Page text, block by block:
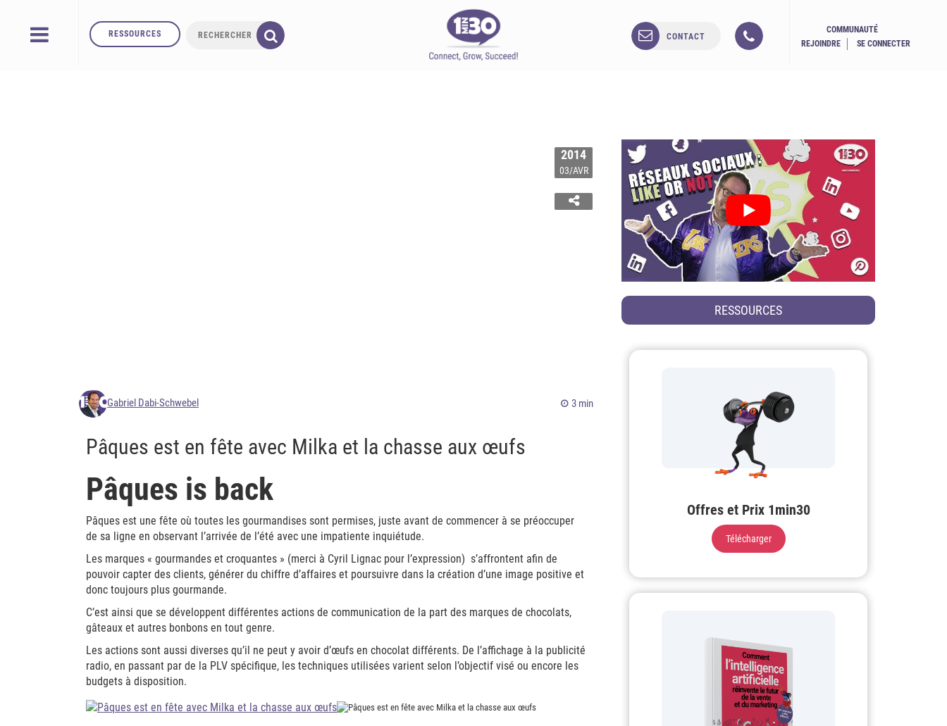
RESSOURCES CONTACT
COMMUNAUTÉ
REJOINDRE
SE CONNECTER
2014
03/AVR
Gabriel Dabi-Schwebel 3 min
Pâques est en fête avec Milka et la chasse aux œufs
Pâques is back
Pâques est une fête où toutes les gourmandises sont permises, juste avant de commencer à se préoccuper
de sa ligne en observant l’arrivée de l’été avec une impatiente inquiétude.
Les marques « gourmandes et croquantes » (merci à Cyril Lignac pour l’expression) s’affrontent afin de
pouvoir capter des clients, générer du chiffre d’affaires et poursuivre dans la création d’une image positive et
donc toujours plus gourmande.
C’est ainsi que se développent différentes actions de communication de la part des marques de chocolats,
gâteaux et autres bonbons en tout genre.
Les actions sont aussi diverses qu’il ne peut y avoir d’œufs en chocolat différents. De l’affichage à la publicité
radio, en passant par de la PLV spécifique, les techniques utilisées varient selon l’objectif visé ou encore les
budgets à disposition.
RESSOURCES
Offres et Prix 1min30
Télécharger